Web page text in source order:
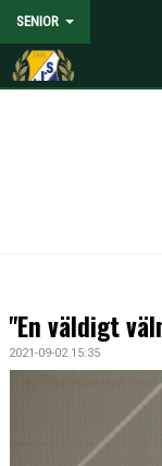
SENIOR
MEDIA
"En väldigt
2021-09-02 15:35